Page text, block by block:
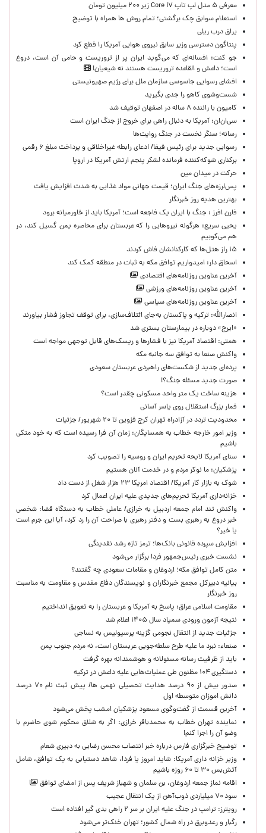
معرفی ۵ مدل لپ تاپ Core i۷ زیر ۲۰۰ میلیون تومان
استعلام سوابق چک برگشتی؛ تمام روش ها همراه با توضیح
یراق درب ریلی
پنتاگون دسترسی وزیر سابق نیروی هوایی آمریکا را قطع کرد
جو کنت: افسانه‌ای که می‌گوید ایران پر از تروریست و حامی آن است، دروغ
است؛ داعش و القاعده تروریست هستند نه شیعیان!
افشای رسوایی جاسوسی سازمان ملل برای رژیم صهیونیستی
شست‌وشوی کاهو را جدی بگیرید
کامیون با راننده ۸ ساله در اصفهان توقیف شد
سی‌ان‌ان: آمریکا به دنبال راهی برای خروج از جنگ ایران است
رسانه؛ سنگر نخست در جنگ روایت‌ها
رسوایی جدید برای رئیس فیفا/ ادعای رابطه غیراخلاقی و پرداخت مبلغ ۶ رقمی
برکناری شوکه‌کننده فرمانده لشکر پنجم ارتش آمریکا در اروپا
حركت در ميدان مين
پس‌لرزه‌های جنگ ایران؛ قیمت جهانی مواد غذایی به شدت افزایش یافت
بهترین هدیه روز خبرنگار
فارن افرز : جنگ با ایران یک فاجعه است؛ آمریکا باید از خاورمیانه برود
یحیی سریع: هرگونه نیروهایی را که عربستان برای محاصره یمن گسیل کند، در
هم می‌کوبیم
۱۵ راز هتل‌ها که کارکنانشان فاش کردند
اسحاق دار: امیدواریم توافق مکه به ثبات در منطقه کمک کند
آخرین عناوین روزنامه‌های اقتصادی
آخرین عناوین روزنامه‌های ورزشی
آخرین عناوین روزنامه‌های سیاسی
انصارالله: ترکیه و پاکستان به‌جای ائتلاف‌سازی، برای توقف تجاوز فشار بیاورند
«ایرج» دوباره در بیمارستان بستری شد
همتی: اقتصاد آمریکا نیز با فشارها و ریسک‌های قابل توجهی مواجه است
واکنش صنعا به توافق سه جانبه مکه
پرده‌ای جدید از شکست‌های راهبردی عربستان سعودی
صورت جدید مسئله جنگ؟!
هزینه ساخت یک متر واحد مسکونی چقدر است؟
قمار بزرگ استقلال روی یاسر آسانی
محدودیت تردد در آزادراه تهران کرج قزوین تا ۲۰ شهریور/ جزئیات
وزیر امور خارجه خطاب به همسایگان: زمان آن فرا رسیده است که به خود متکی
باشیم
سنای آمریکا لایحه تحریم ایران و روسیه را تصویب کرد
پزشکیان: ما نوکر مردم و در خدمت آنان هستیم
شوک به بازار کار آمریکا/ اقتصاد امریکا ۲۳ هزار شغل از دست داد
خزانه‌داری آمریکا تحریم‌های جدیدی علیه ایران اعمال کرد
واکنش تند امام جمعه اردبیل به خرازی/ عاملی خطاب به دستگاه قضا: شخصی
خبر دروغ به رهبری بست و دفتر رهبری با صراحت آن را رد کرد، آیا این جرم است
یا خیر؟
افزایش سپرده قانونی بانک‌ها؛ ترمز تازه رشد نقدینگی
نشست خبری رئیس‌جمهور فردا برگزار می‌شود
متن کامل توافق مکه؛ اردوغان و مقامات سعودی چه گفتند؟
بیانیه دبیرکل مجمع خبرنگاران و نویسندگان دفاع مقدس و مقاومت به مناسبت
روز خبرنگار
مقاومت اسلامی عراق: پاسخ به آمریکا و عربستان را به تعویق انداختیم
نتیجه آزمون ورودی سمپاد سال ۱۴۰۵ اعلام شد
جزئیات جدید از انتقال نجومی گزینه پرسپولیس به نساجی
صنعاء: نبرد ما علیه طرح سلطه‌جویی عربستان است، نه مردم جنوب یمن
باید از ظرفیت رسانه مسئولانه و هوشمندانه بهره گرفت
دستگیری ۱۰۴ مظنون طی عملیات‌هایی علیه داعش در ترکیه
صدور بیش از ۹۰ درصد هدایت تحصیلی نهمی ها/ پیش ثبت نام ۷۰ درصد
دانش اموزان متوسطه اول
آخرین قسمت از گفت‌وگوی مسعود پزشکیان امشب پخش می‌شود
نماینده تهران خطاب به محمدباقر خرازی: اگر به شلاق محکوم شوی حاضرم با
وضو آن را اجرا کنم!
توضیح خبرگزاری فارس درباره خبر انتصاب محسن رضایی به دبیری شعام
وزیر خزانه داری آمریکا: شاید امروز یا فردا، شاهد دستیابی به یک توافق، شامل
آتش‌بس ۳۰ تا ۶۰ روزه باشیم
اقامه نماز جمعه اردوغان، بن ‌سلمان و شهباز شریف پس از امضای توافق
سود ۷۰ میلیاردی ذوب‌آهن از یک انتقال عجیب
رویترز: ترامپ در جنگ علیه ایران بر سر ۲ راهی بدی گیر افتاده است
رگبار و رعدوبرق در راه شمال کشور؛ تهران خنک‌تر می‌شود